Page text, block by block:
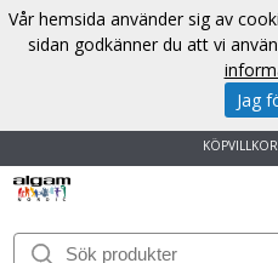
KÖPVILLKOR
START
Vår hemsida använder sig av
sidan godkänner du att vi
Jag